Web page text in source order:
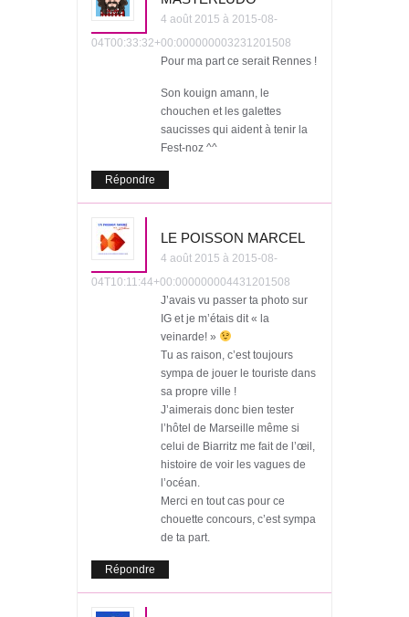
4 août 2015 à 2015-08-
04T00:33:32+00:000000003231201508
Pour ma part ce serait Rennes !
Son kouign amann, le
chouchen et les galettes
saucisses qui aident à tenir la
Fest-noz ^^
Répondre
LE POISSON MARCEL
4 août 2015 à 2015-08-
04T10:11:44+00:000000004431201508
J’avais vu passer ta photo sur
IG et je m’étais dit « la
veinarde! »
Tu as raison, c’est toujours
sympa de jouer le touriste dans
sa propre ville !
J’aimerais donc bien tester
l’hôtel de Marseille même si
celui de Biarritz me fait de l’œil,
histoire de voir les vagues de
l’océan.
Merci en tout cas pour ce
chouette concours, c’est sympa
de ta part.
Répondre